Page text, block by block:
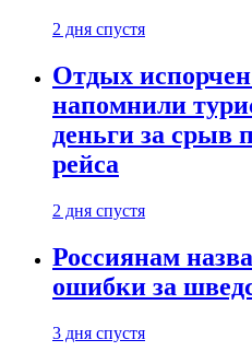
2 дня спустя
Отдых
напомнили
деньги за срыв
рейса
2 дня спустя
Россиянам
ошибки за
3 дня спустя